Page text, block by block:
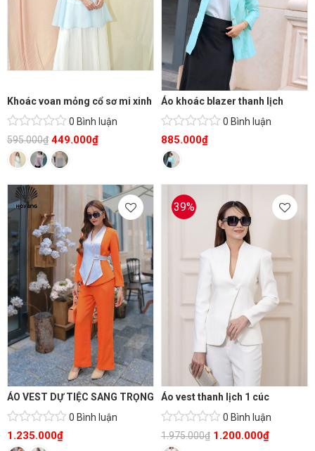
Khoác voan mỏng cổ sơ mi xinh
0 Bình luận
595.000₫ 449.000₫
Áo khoác blazer thanh lịch
0 Bình luận
885.000₫
ÁO VEST DỰ TIỆC SANG TRỌNG
0 Bình luận
1.235.000₫
39%
Áo vest thanh lịch 1 cúc
0 Bình luận
1.975.000₫ 1.200.000₫